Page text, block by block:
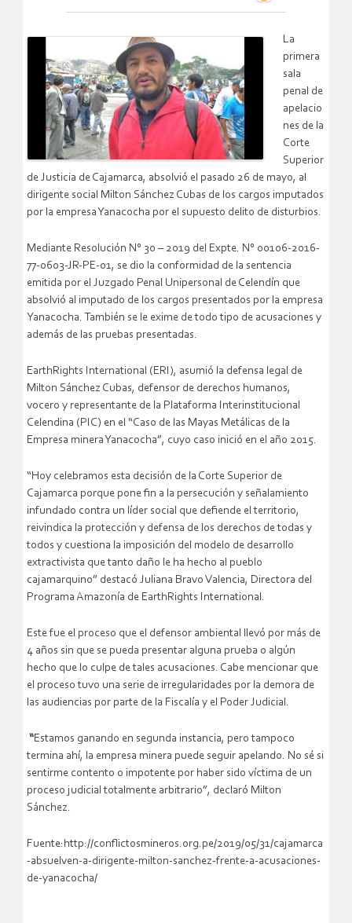
La
primera
sala
penal de
apelacio
nes de la
Corte
Superior
de Justicia de Cajamarca, absolvió el pasado 26 de mayo, al
dirigente social Milton Sánchez Cubas de los cargos imputados
por la empresa Yanacocha por el supuesto delito de disturbios.
Mediante Resolución N° 30 – 2019 del Expte. N° 00106-2016-
77-0603-JR-PE-01, se dio la conformidad de la sentencia
emitida por el Juzgado Penal Unipersonal de Celendín que
absolvió al imputado de los cargos presentados por la empresa
Yanacocha. También se le exime de todo tipo de acusaciones y
además de las pruebas presentadas.
EarthRights International (ERI), asumió la defensa legal de
Milton Sánchez Cubas, defensor de derechos humanos,
vocero y representante de la Plataforma Interinstitucional
Celendina (PIC) en el “Caso de las Mayas Metálicas de la
Empresa minera Yanacocha”, cuyo caso inició en el año 2015.
“Hoy celebramos esta decisión de la Corte Superior de
Cajamarca porque pone fin a la persecución y señalamiento
infundado contra un líder social que defiende el territorio,
reivindica la protección y defensa de los derechos de todas y
todos y cuestiona la imposición del modelo de desarrollo
extractivista que tanto daño le ha hecho al pueblo
cajamarquino” destacó Juliana Bravo Valencia, Directora del
Programa Amazonía de EarthRights International.
Este fue el proceso que el defensor ambiental llevó por más de
4 años sin que se pueda presentar alguna prueba o algún
hecho que lo culpe de tales acusaciones. Cabe mencionar que
el proceso tuvo una serie de irregularidades por la demora de
las audiencias por parte de la Fiscalía y el Poder Judicial.
“Estamos ganando en segunda instancia, pero tampoco
termina ahí, la empresa minera puede seguir apelando. No sé si
sentirme contento o impotente por haber sido víctima de un
proceso judicial totalmente arbitrario”, declaró Milton
Sánchez.
Fuente:http://conflictosmineros.org.pe/2019/05/31/cajamarca
-absuelven-a-dirigente-milton-sanchez-frente-a-acusaciones-
de-yanacocha/